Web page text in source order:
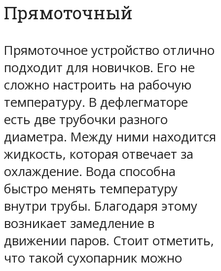
Прямоточный
Прямоточное устройство отлично
подходит для новичков. Его не
сложно настроить на рабочую
температуру. В дефлегматоре
есть две трубочки разного
диаметра. Между ними находится
жидкость, которая отвечает за
охлаждение. Вода способна
быстро менять температуру
внутри трубы. Благодаря этому
возникает замедление в
движении паров. Стоит отметить,
что такой сухопарник можно